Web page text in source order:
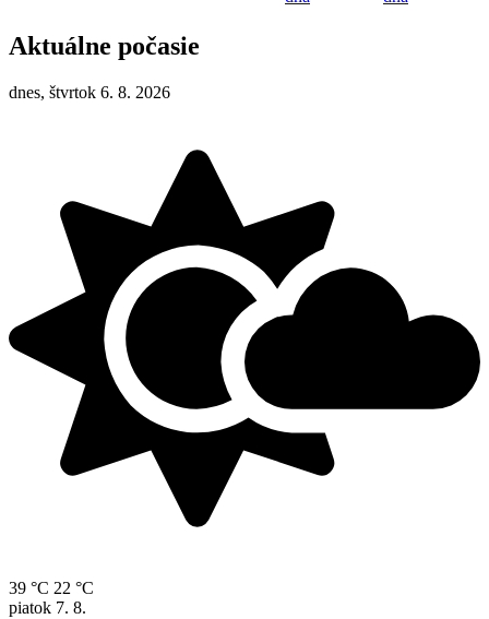
Aktuálne počasie
dnes, štvrtok 6. 8. 2026
39 °C 22 °C
piatok 7. 8.